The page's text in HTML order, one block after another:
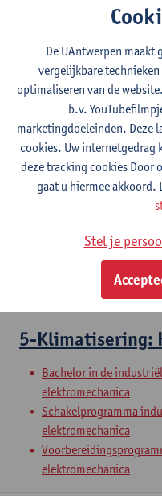
Cleiren
4-Klimatisering:
Bachelor in de
elektromechanica
5-Klimatisering:
Bachelor in de
elektromechanica
Schakelprogramma
elektromechanica
elektromechanica
De UAntwerpen maakt
vergelijkbare
optimaliseren van de
b.v.
marketingdoeleinden. Deze
cookies. Uw internetgedrag
deze tracking cookies Door
gaat u hiermee akkoord.
Stel je